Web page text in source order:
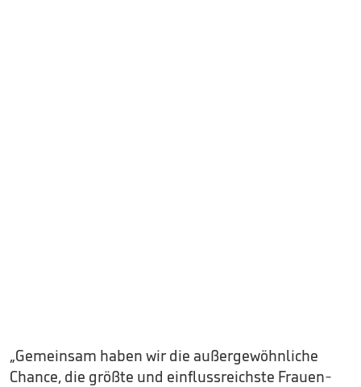
„Gemeinsam haben wir die außergewöhnliche
Chance, die größte und einflussreichste Frauen-